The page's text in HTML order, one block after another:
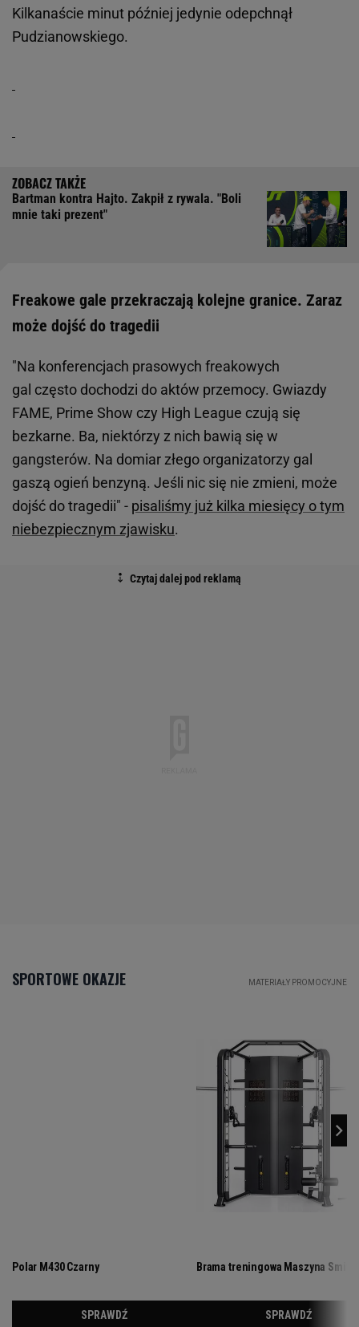
Kilkanaście minut później jedynie odepchnął
Pudzianowskiego.
Bartman kontra Hajto. Zakpił z rywala. "Boli
mnie taki prezent"
Freakowe gale przekraczają kolejne granice. Zaraz
może dojść do tragedii
"Na konferencjach prasowych freakowych
gal często dochodzi do aktów przemocy. Gwiazdy
FAME, Prime Show czy High League czują się
bezkarne. Ba, niektórzy z nich bawią się w
gangsterów. Na domiar złego organizatorzy gal
gaszą ogień benzyną. Jeśli nic się nie zmieni, może
dojść do tragedii" - pisaliśmy już kilka miesięcy o tym
niebezpiecznym zjawisku.